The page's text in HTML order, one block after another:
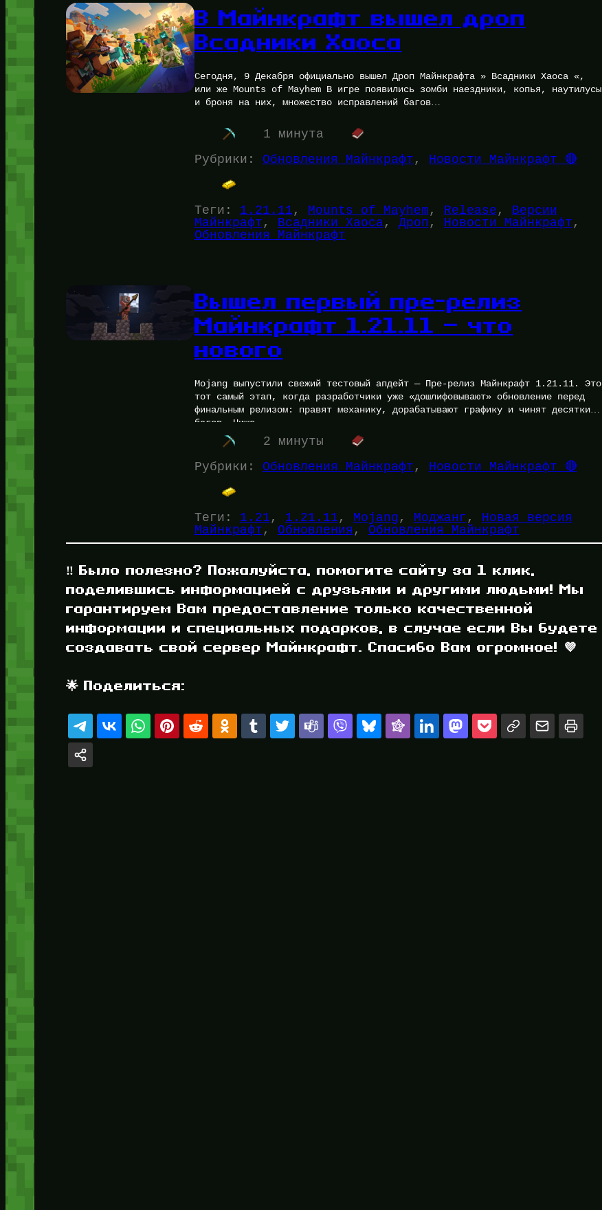
В Майнкрафт вышел дроп
Всадники Хаоса
Сегодня, 9 Декабря официально вышел Дроп Майнкрафта » Всадники Хаоса «,
или же Mounts of Mayhem В игре появились зомби наездники, копья, наутилусы
и броня на них, множество исправлений багов…
1 минута
Рубрики: Обновления Майнкрафт , Новости Майнкрафт 🔴
Теги: 1.21.11 , Mounts of Mayhem , Release , Версии
Майнкрафт , Всадники Хаоса, Дроп , Новости Майнкрафт
Обновления Майнкрафт
Вышел первый пре-релиз
Майнкрафт 1.21.11 — что
нового
Mojang выпустили свежий тестовый апдейт — Пре-релиз Майнкрафт 1.21.11. Это
тот самый этап, когда разработчики уже «дошлифовывают» обновление перед
финальным релизом: правят механику, дорабатывают графику и чинят десятки
багов. Ниже…
2 минуты
Рубрики: Обновления Майнкрафт , Новости Майнкрафт 🔴
Теги: 1.21 , 1.21.11 , Mojang , Моджанг , Новая версия
Майнкрафт , Обновления , Обновления Майнкрафт
‼️ Было полезно? Пожалуйста, помогите сайту за 1 клик,
поделившись информацией с друзьями и другими людьми! Мы
гарантируем Вам предоставление только качественной
информации и специальных подарков, в случае если Вы будете
создавать свой сервер Майнкрафт. Спасибо Вам огромное! 💜
🌟 Поделиться: